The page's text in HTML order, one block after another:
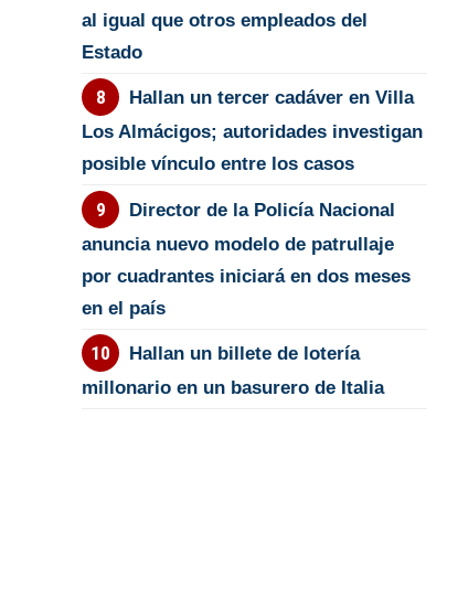
al igual que otros empleados del
Estado
Hallan un tercer cadáver en Villa
Los Almácigos; autoridades investigan
posible vínculo entre los casos
Director de la Policía Nacional
anuncia nuevo modelo de patrullaje
por cuadrantes iniciará en dos meses
en el país
Hallan un billete de lotería
millonario en un basurero de Italia